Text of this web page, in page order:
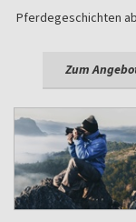
Pferdegeschichten
Zum